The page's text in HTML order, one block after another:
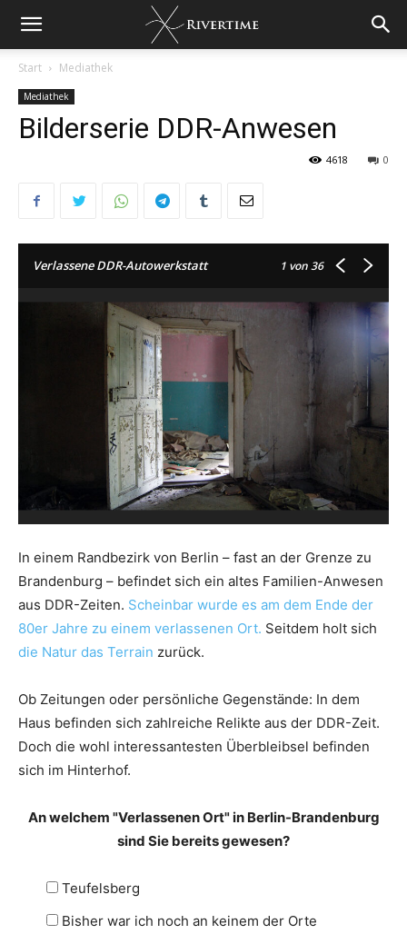
Start Mediathek
Mediathek
Bilderserie DDR-Anwesen
0
4618
Verlassene DDR-Autowerkstatt 1 von 36
In einem Randbezirk von Berlin – fast an der Grenze zu
Brandenburg – befindet sich ein altes Familien-Anwesen
aus DDR-Zeiten. Scheinbar wurde es am dem Ende der
80er Jahre zu einem verlassenen Ort. Seitdem holt sich
die Natur das Terrain zurück.
Ob Zeitungen oder persönliche Gegenstände: In dem
Haus befinden sich zahlreiche Relikte aus der DDR-Zeit.
Doch die wohl interessantesten Überbleibsel befinden
sich im Hinterhof.
An welchem "Verlassenen Ort" in Berlin-Brandenburg
sind Sie bereits gewesen?
Teufelsberg
Bisher war ich noch an keinem der Orte